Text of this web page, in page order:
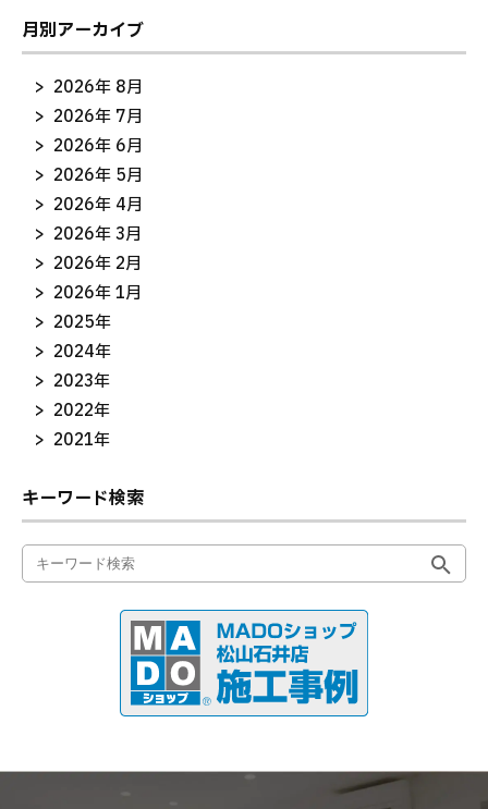
月別アーカイブ
2026年 8月
2026年 7月
2026年 6月
2026年 5月
2026年 4月
2026年 3月
2026年 2月
2026年 1月
2025年
2024年
2023年
2022年
2021年
キーワード検索